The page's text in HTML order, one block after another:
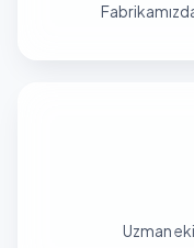
Uzman